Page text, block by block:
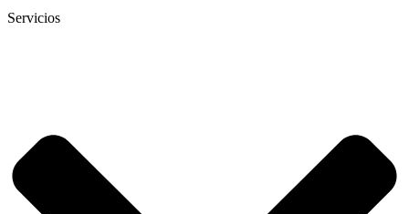
Servicios